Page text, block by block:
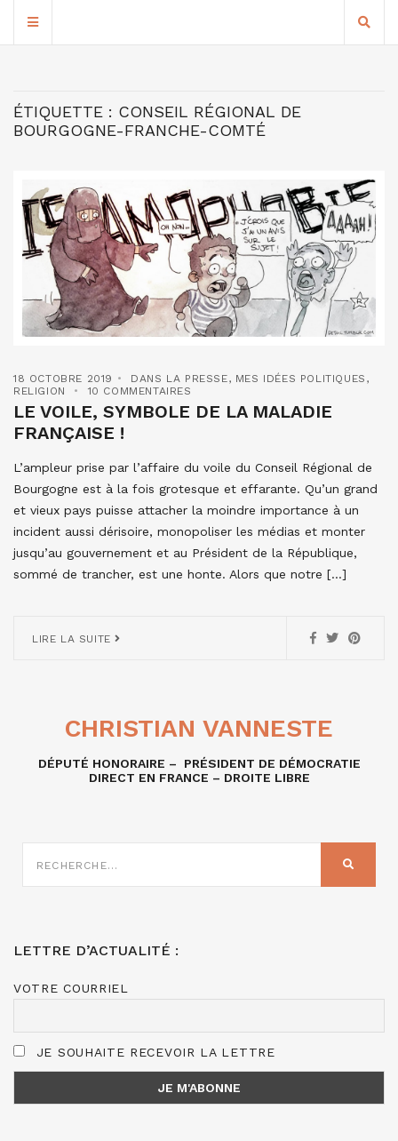
ÉTIQUETTE : CONSEIL RÉGIONAL DE
BOURGOGNE-FRANCHE-COMTÉ
18 OCTOBRE 2019 DANS LA PRESSE, MES IDÉES POLITIQUES ,
RELIGION
10 COMMENTAIRES
LE VOILE, SYMBOLE DE LA MALADIE
FRANÇAISE !
L’ampleur prise par l’affaire du voile du Conseil Régional de
Bourgogne est à la fois grotesque et effarante. Qu’un grand
et vieux pays puisse attacher la moindre importance à un
incident aussi dérisoire, monopoliser les médias et monter
jusqu’au gouvernement et au Président de la République,
sommé de trancher, est une honte. Alors que notre […]
LIRE LA SUITE
CHRISTIAN VANNESTE
DÉPUTÉ HONORAIRE – PRÉSIDENT DE DÉMOCRATIE
DIRECT EN FRANCE – DROITE LIBRE
SUR
LETTRE D’ACTUALITÉ :
VOTRE COURRIEL
JE SOUHAITE RECEVOIR LA LETTRE